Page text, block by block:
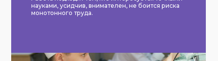
науками, усидчив, внимателен, не боится риска
монотонного труда.